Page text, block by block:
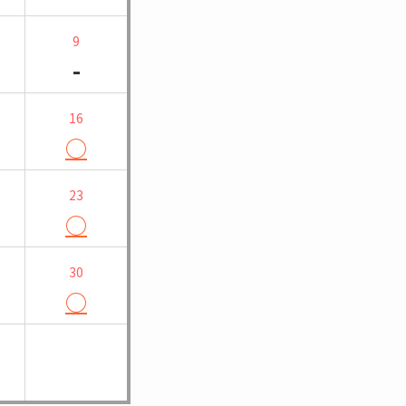
9
-
16
○
23
○
30
○